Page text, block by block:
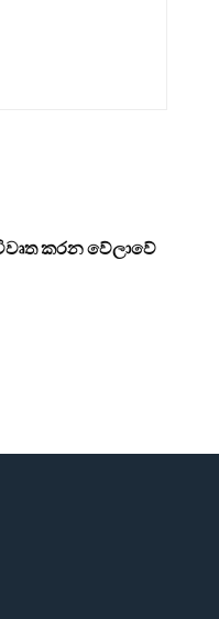
කරන වේලාවේ